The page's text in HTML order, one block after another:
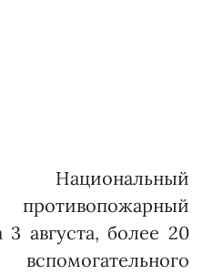
августа, более 20